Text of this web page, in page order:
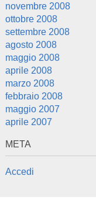
novembre 2008
ottobre 2008
settembre 2008
agosto 2008
maggio 2008
aprile 2008
marzo 2008
febbraio 2008
maggio 2007
aprile 2007
META
Accedi